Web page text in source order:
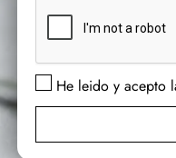
He leido y acepto